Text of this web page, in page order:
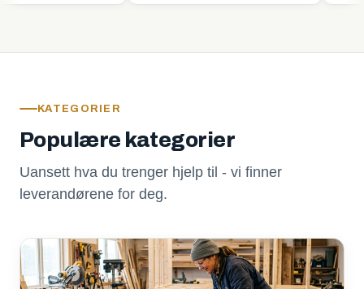
KATEGORIER
Populære kategorier
Uansett hva du trenger hjelp til - vi finner
leverandørene for deg.